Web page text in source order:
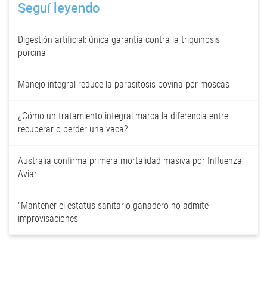
Seguí leyendo
Digestión artificial: única garantía contra la triquinosis
porcina
Manejo integral reduce la parasitosis bovina por moscas
¿Cómo un tratamiento integral marca la diferencia entre
recuperar o perder una vaca?
Australia confirma primera mortalidad masiva por Influenza
Aviar
"Mantener el estatus sanitario ganadero no admite
improvisaciones"